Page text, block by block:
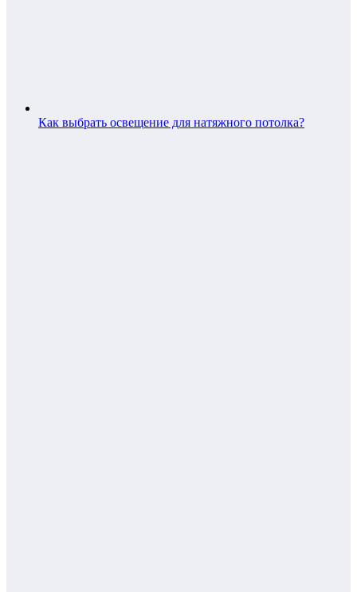
Как выбрать освещение для натяжного потолка?